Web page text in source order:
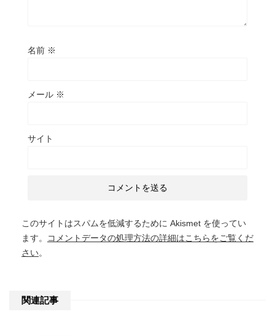
名前 ※
メール ※
サイト
このサイトはスパムを低減するために Akismet を使ってい
ます。
コメントデータの処理方法の詳細はこちらをご覧くだ
さい。
関連記事